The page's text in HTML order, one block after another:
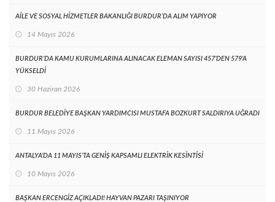
AİLE VE SOSYAL HİZMETLER BAKANLIĞI BURDUR’DA ALIM YAPIYOR
14 Mayıs 2026
BURDUR’DA KAMU KURUMLARINA ALINACAK ELEMAN SAYISI 457’DEN 579’A
YÜKSELDİ
30 Haziran 2026
BURDUR BELEDİYE BAŞKAN YARDIMCISI MUSTAFA BOZKURT SALDIRIYA UĞRADI
11 Mayıs 2026
ANTALYA’DA 11 MAYIS’TA GENİŞ KAPSAMLI ELEKTRİK KESİNTİSİ
10 Mayıs 2026
BAŞKAN ERCENGİZ AÇIKLADI! HAYVAN PAZARI TAŞINIYOR